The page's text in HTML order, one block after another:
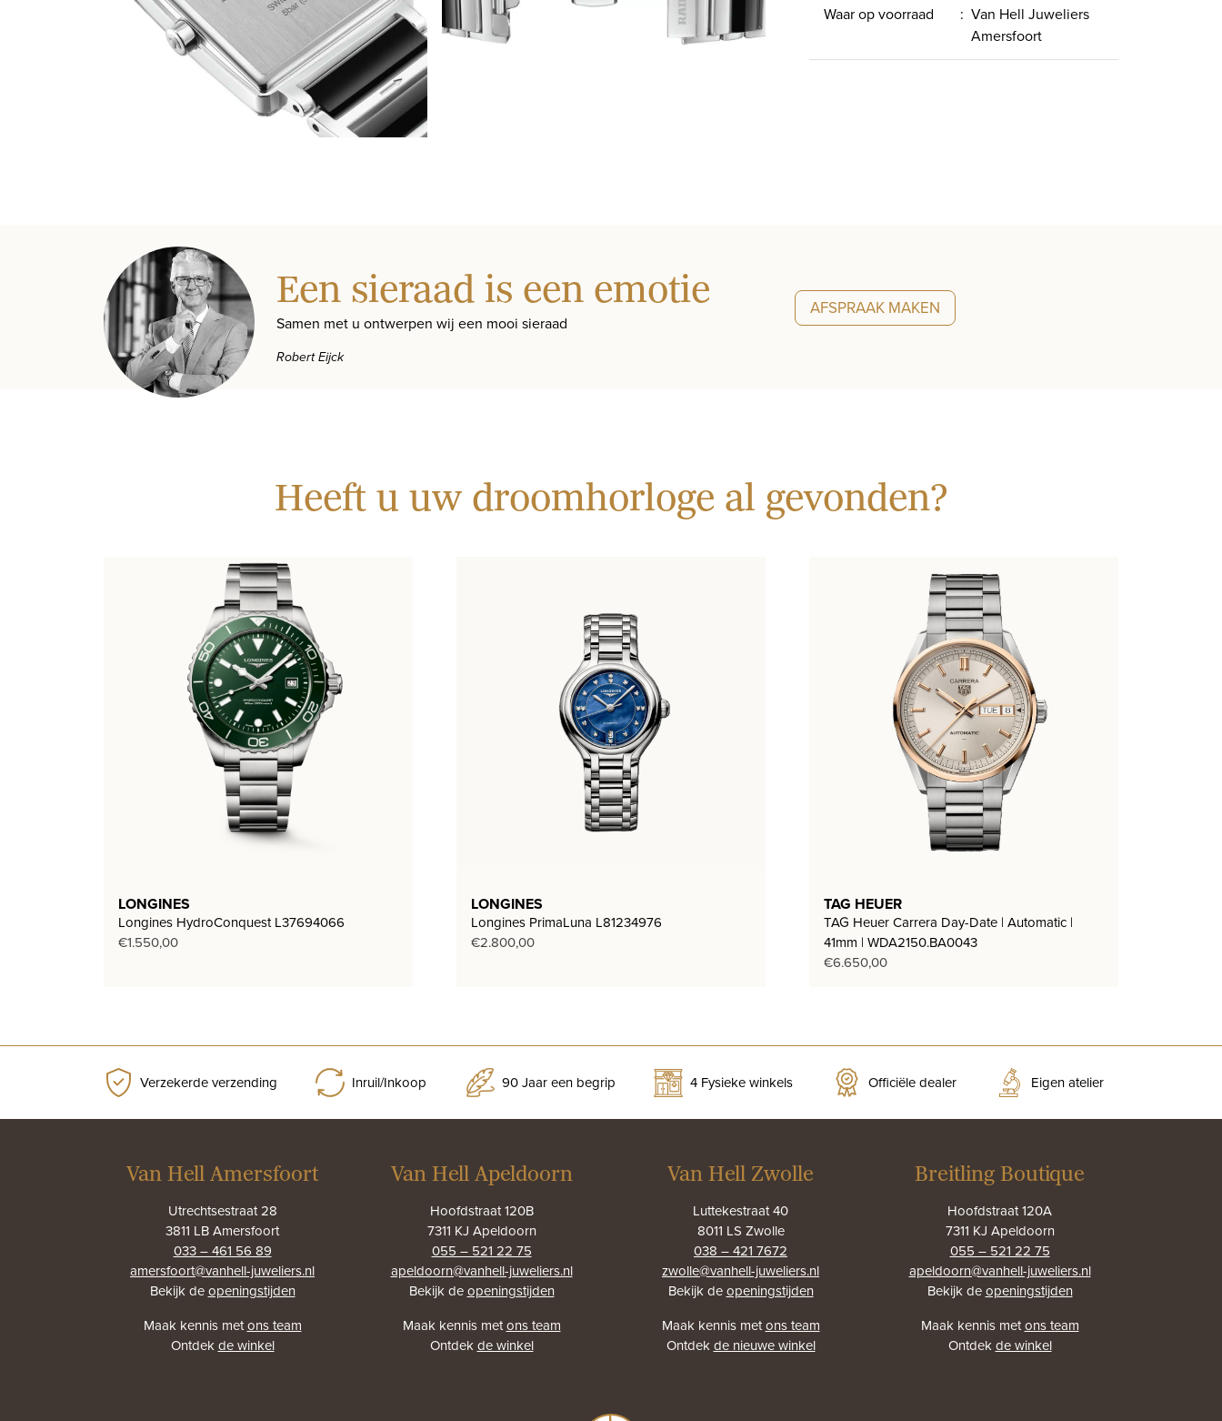
Waar op voorraad
: Van Hell Juweliers
Amersfoort
Een sieraad is een emotie
Samen met u ontwerpen wij een mooi sieraad
Robert Eijck
AFSPRAAK MAKEN
Heeft u uw droomhorloge al gevonden?
LONGINES
Longines HydroConquest L37694066
€1.550,00
LONGINES
Longines PrimaLuna L81234976
€2.800,00
TAG HEUER
TAG Heuer Carrera Day-Date | Automatic |
41mm | WDA2150.BA0043
€6.650,00
Verzekerde verzending Inruil/Inkoop 90 Jaar een begrip 4 Fysieke winkels Officiële dealer Eigen atelier
Van Hell Amersfoort
Utrechtsestraat 28
3811 LB Amersfoort
033 – 461 56 89
amersfoort@vanhell-juweliers.nl
Bekijk deopeningstijden
Maak kennis metons team
Ontdekde winkel
Van Hell Apeldoorn
Hoofdstraat 120B
7311 KJ Apeldoorn
055 – 521 22 75
apeldoorn@vanhell-juweliers.nl
Bekijk deopeningstijden
Maak kennis metons team
Ontdekde winkel
Van Hell Zwolle
Luttekestraat 40
8011 LS Zwolle
038 – 421 7672
zwolle@vanhell-juweliers.nl
Bekijk deopeningstijden
Maak kennis metons team
Ontdekde nieuwe winkel
Breitling Boutique
Hoofdstraat 120A
7311 KJ Apeldoorn
055 – 521 22 75
apeldoorn@vanhell-juweliers.nl
Bekijk deopeningstijden
Maak kennis metons team
Ontdekde winkel